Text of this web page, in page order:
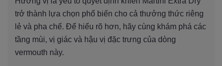
trở thành lựa chọn phổ biến cho cả thưởng thức riêng
lẻ và pha chế. Để hiểu rõ hơn, hãy cùng khám phá các
tầng mùi, vị giác và hậu vị đặc trưng của dòng
vermouth này.